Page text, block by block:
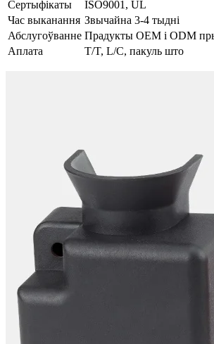
Сертыфікаты
ISO9001, UL
Час выканання Звычайна 3-4 тыдні
Абслугоўванне Прадукты OEM і ODM
Аплата
T/T, L/C, пакуль што